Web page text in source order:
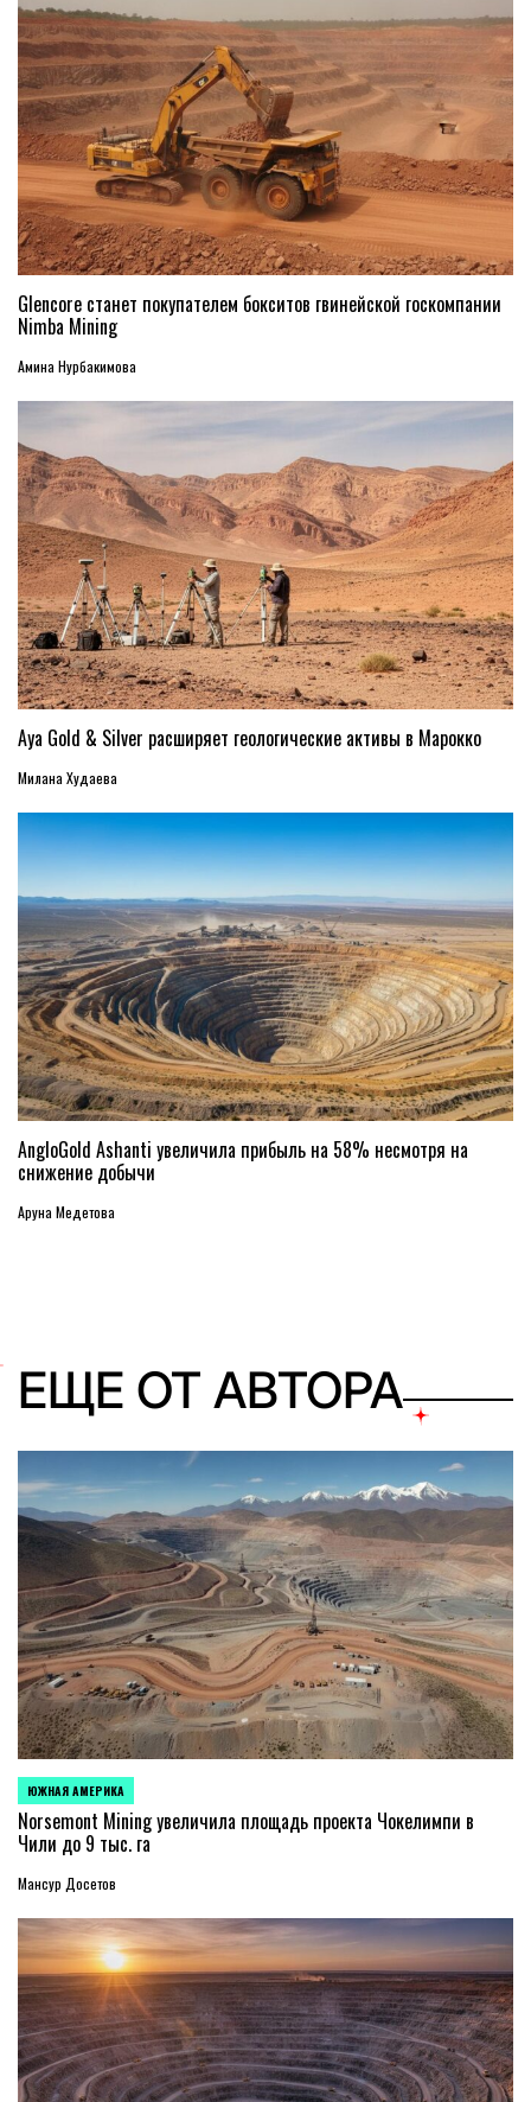
Glencore станет покупателем бокситов гвинейской госкомпании
Nimba Mining
Амина Нурбакимова
Aya Gold & Silver расширяет геологические активы в Марокко
Милана Худаева
AngloGold Ashanti увеличила прибыль на 58% несмотря на
снижение добычи
Аруна Медетова
ЕЩЕ ОТ АВТОРА
ОПУБЛИКОВАНО
В
ЮЖНАЯ АМЕРИКА
Norsemont Mining увеличила площадь проекта Чокелимпи в
Чили до 9 тыс. га
Мансур Досетов